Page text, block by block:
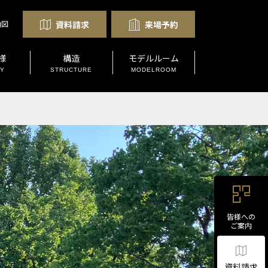
資料請求 来場予約
構造
STRUCTURE
モデルルーム
MODELROOM
皆様への
ご案内